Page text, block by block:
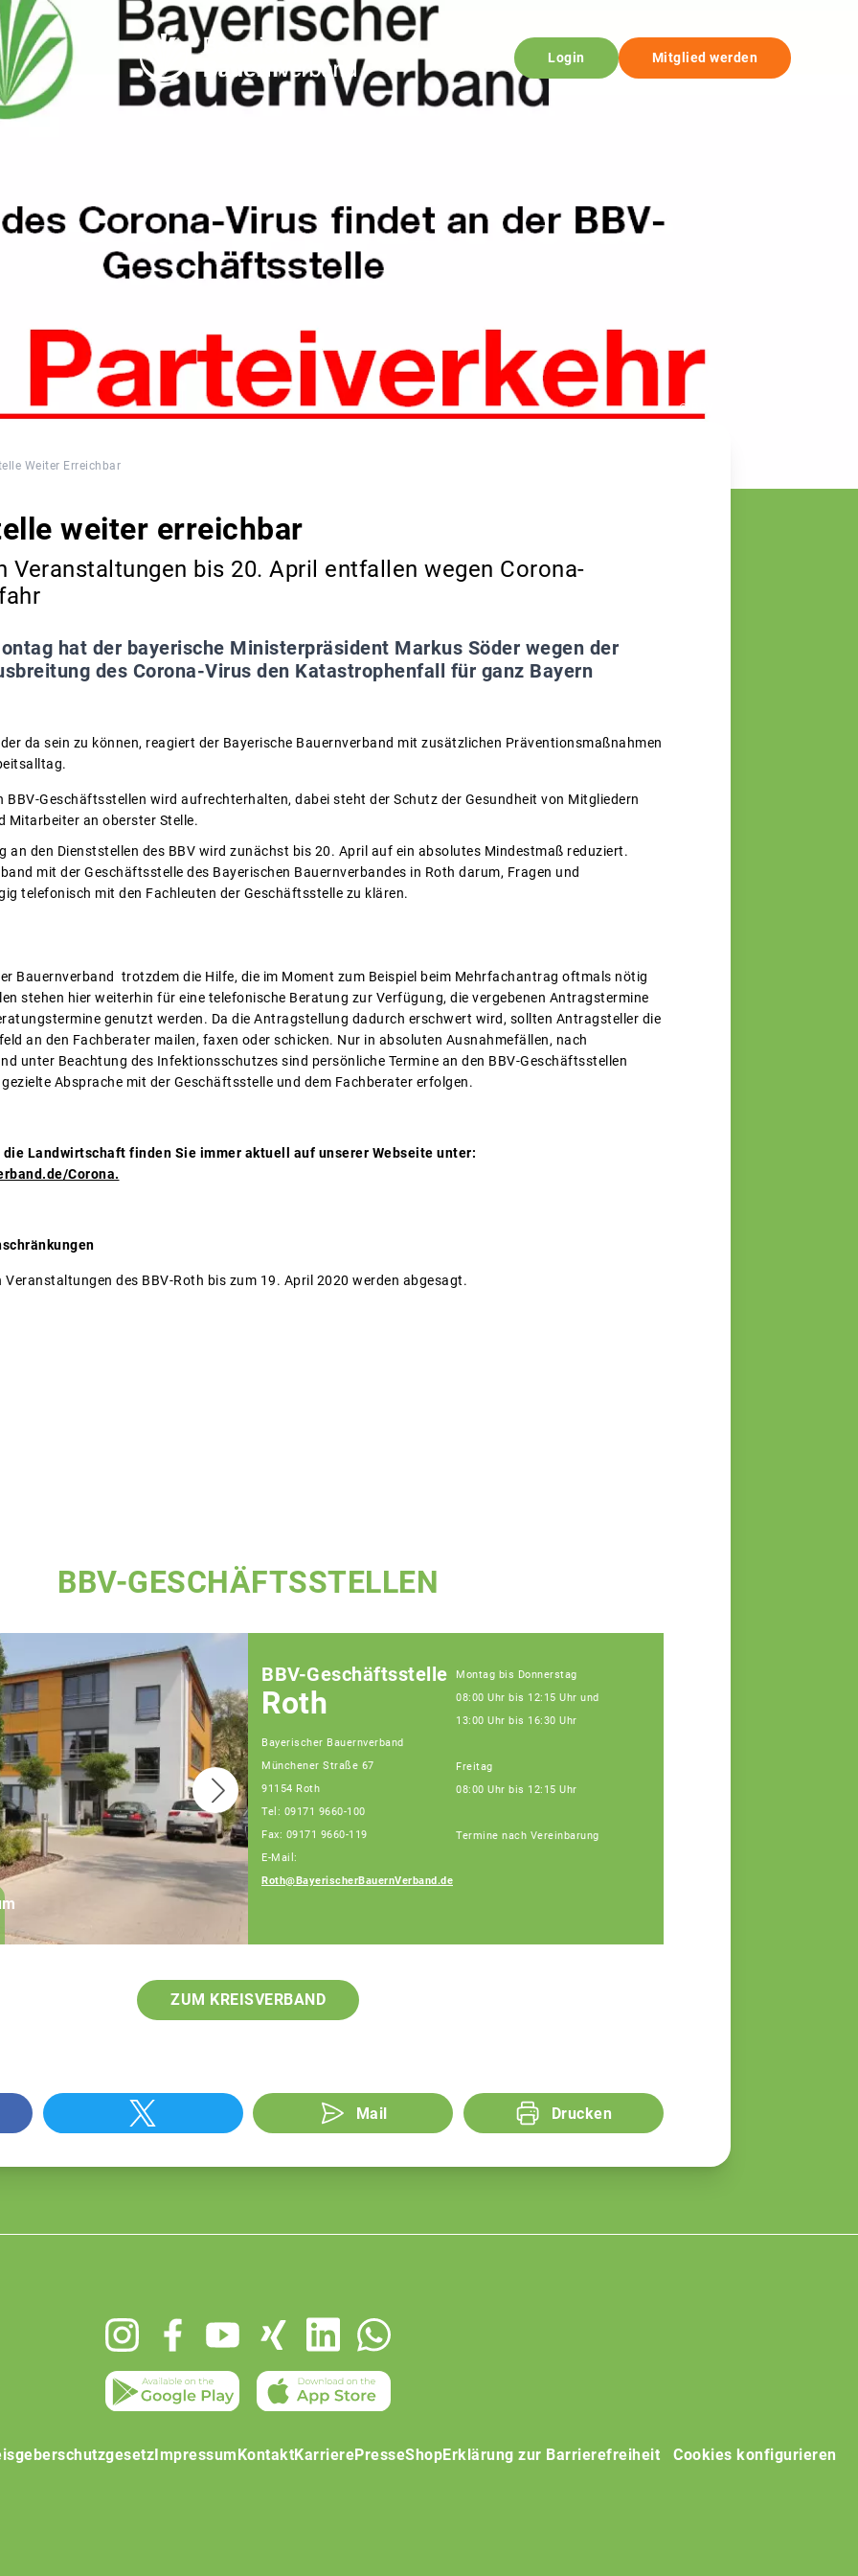
Login Mitglied werden
© BBV
Weiter Erreichbar
weiter erreichbar
bis 20. April entfallen wegen Corona-
hat der bayerische Ministerpräsident Markus Söder wegen der
des Corona-Virus den Katastrophenfall für ganz Bayern
da sein zu können, reagiert der Bayerische Bauernverband mit zusätzlichen Präventionsmaßnahmen
BBV-Geschäftsstellen wird aufrechterhalten, dabei steht der Schutz der Gesundheit von Mitgliedern
Mitarbeiter an oberster Stelle.
an den Dienststellen des BBV wird zunächst bis 20. April auf ein absolutes Mindestmaß reduziert.
mit der Geschäftsstelle des Bayerischen Bauernverbandes in Roth darum, Fragen und
telefonisch mit den Fachleuten der Geschäftsstelle zu klären.
Bauernverband trotzdem die Hilfe, die im Moment zum Beispiel beim Mehrfachantrag oftmals nötig
stehen hier weiterhin für eine telefonische Beratung zur Verfügung, die vergebenen Antragstermine
genutzt werden. Da die Antragstellung dadurch erschwert wird, sollten Antragsteller die
an den Fachberater mailen, faxen oder schicken. Nur in absoluten Ausnahmefällen, nach
unter Beachtung des Infektionsschutzes sind persönliche Termine an den BBV-Geschäftsstellen
Absprache mit der Geschäftsstelle und dem Fachberater erfolgen.
die Landwirtschaft finden Sie immer aktuell auf unserer Webseite unter:
Corona.
des BBV-Roth bis zum 19. April 2020 werden abgesagt.
BBV-GESCHÄFTSSTELLEN
Daniel Meier
BBV-Geschäftsstelle
Roth
Bayerischer Bauernverband
Münchener Straße 67
91154 Roth
Tel: 09171 9660-100
Fax: 09171 9660-119
E-Mail:
Roth@BayerischerBauernVerband.de
Montag bis Donnerstag
08:00 Uhr bis 12:15 Uhr und
13:00 Uhr bis 16:30 Uhr
Freitag
08:00 Uhr bis 12:15 Uhr
Termine nach Vereinbarung
ZUM KREISVERBAND
Mail Drucken
Impressum KontaktKarrierePresseShopErklärung zur Barrierefreiheit Cookies konfigurieren